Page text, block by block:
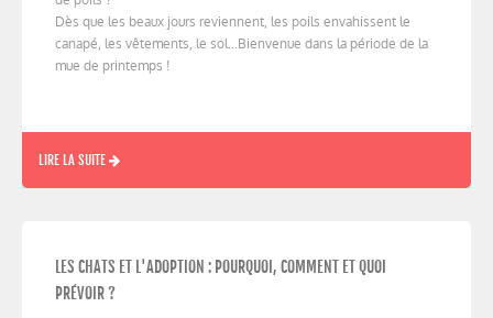
Dès que les beaux jours reviennent, les poils envahissent le
canapé, les vêtements, le sol...Bienvenue dans la période de la
mue de printemps !
LIRE LA SUITE
LES CHATS ET L'ADOPTION : POURQUOI, COMMENT ET QUOI
PRÉVOIR ?